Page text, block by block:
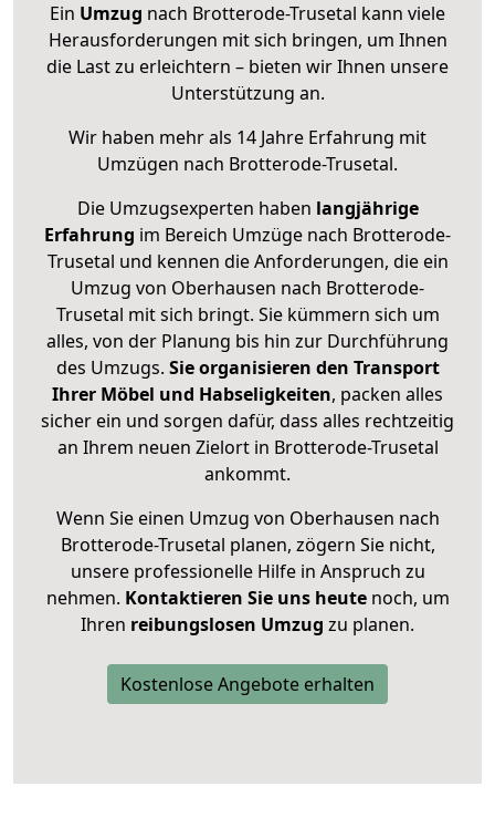
Ein Umzug nach Brotterode-Trusetal kann viele
Herausforderungen mit sich bringen, um Ihnen
die Last zu erleichtern – bieten wir Ihnen unsere
Unterstützung an.
Wir haben mehr als 14 Jahre Erfahrung mit
Umzügen nach Brotterode-Trusetal.
Die Umzugsexperten haben langjährige
Erfahrung im Bereich Umzüge nach Brotterode-
Trusetal und kennen die Anforderungen, die ein
Umzug von Oberhausen nach Brotterode-
Trusetal mit sich bringt. Sie kümmern sich um
alles, von der Planung bis hin zur Durchführung
des Umzugs. Sie organisieren den Transport
Ihrer Möbel und Habseligkeiten, packen alles
sicher ein und sorgen dafür, dass alles rechtzeitig
an Ihrem neuen Zielort in Brotterode-Trusetal
ankommt.
Wenn Sie einen Umzug von Oberhausen nach
Brotterode-Trusetal planen, zögern Sie nicht,
unsere professionelle Hilfe in Anspruch zu
nehmen. Kontaktieren Sie uns heutenoch, um
Ihren reibungslosen Umzug zu planen.
Kostenlose Angebote erhalten